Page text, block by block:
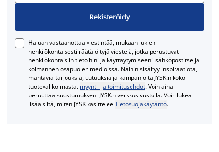
Rekisteröidy
Haluan vastaanottaa viestintää, mukaan lukien
henkilökohtaisesti räätälöityjä viestejä, jotka perustuvat
henkilökohtaisiin tietoihini ja käyttäytymiseeni, sähköpostitse ja
kolmannen osapuolen medioissa. Näihin sisältyy inspiraatiota,
mahtavia tarjouksia, uutuuksia ja kampanjoita JYSK:n koko
tuotevalikoimasta. myynti- ja toimitusehdot. Voin aina
peruuttaa suostumukseni JYSK:n verkkosivustolla. Voin lukea
lisää siitä, miten JYSK käsitteleeTietosuojakäytäntö.